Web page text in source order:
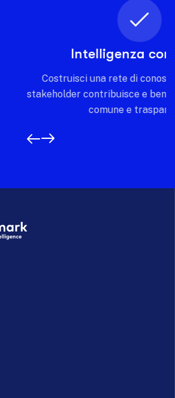
condivisa
rete di conoscenza dove ogni
e beneficia di una visione
e trasparente.